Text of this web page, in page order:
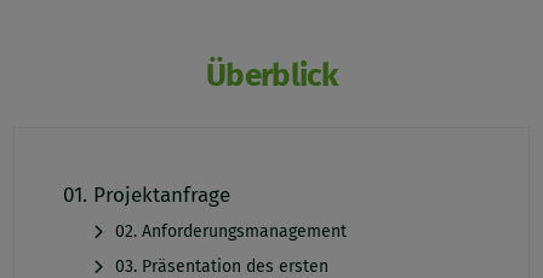
Überblick
01. Projektanfrage
02. Anforderungsmanagement
03. Präsentation des ersten